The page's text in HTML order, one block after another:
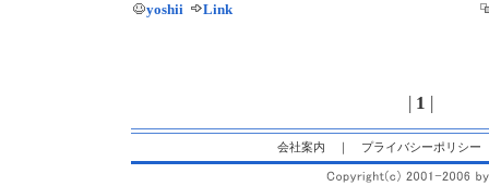
yoshii Link
| 1 |
会社案内 ｜ プライバシーポリシー